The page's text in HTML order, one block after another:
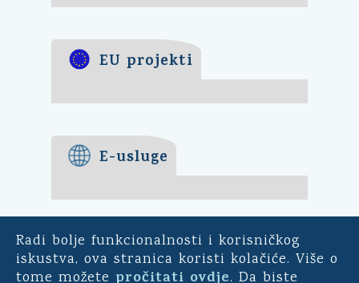
Radi bolje funkcionalnosti i korisničkog
iskustva, ova stranica koristi kolačiće. Više o
tome možete
. Da biste
EU projekti
E-usluge
E-demokracija